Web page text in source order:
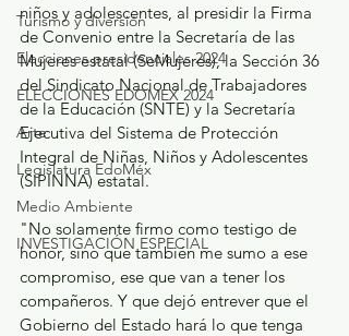
Turismo y diversión
Elecciones presidenciales 2024
ELECCIONES EDOMEX 2024
Arte
Legislatura EdoMéx
Medio Ambiente
INVESTIGACIÓN ESPECIAL
niños y adolescentes, al presidir la Firma
de Convenio entre la Secretaría de las
Mujeres estatal (SeMujeres), la Sección 36
del Sindicato Nacional de Trabajadores
de la Educación (SNTE) y la Secretaría
Ejecutiva del Sistema de Protección
Integral de Niñas, Niños y Adolescentes
(SIPINNA) estatal.
"No solamente firmo como testigo de
honor, sino que también me sumo a ese
compromiso, ese que van a tener los
compañeros. Y que dejó entrever que el
Gobierno del Estado hará lo que tenga